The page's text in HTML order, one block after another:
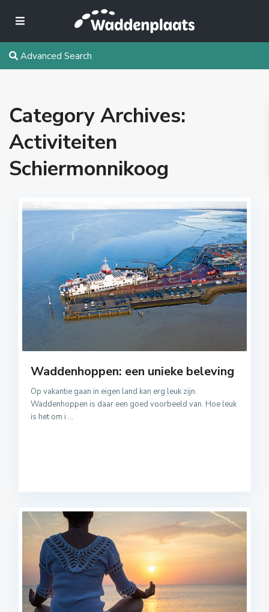
Advanced Search
Category Archives:
Activiteiten
Schiermonnikoog
Waddenhoppen: een unieke beleving
Op vakantie gaan in eigen land kan erg leuk zijn.
Waddenhoppen is daar een goed voorbeeld van. Hoe leuk
is het om i ...